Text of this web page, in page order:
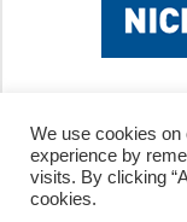
We use cookies on
experience by
visits. By clicking
cookies.